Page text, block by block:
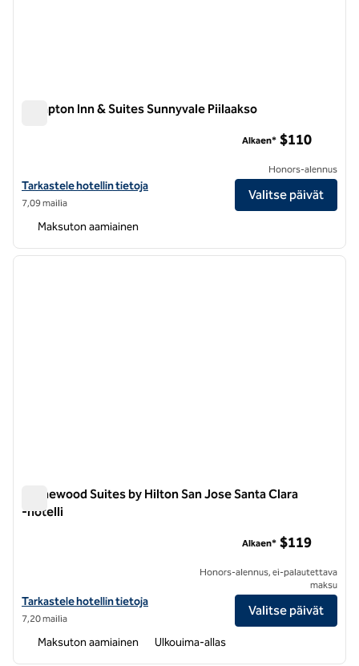
Hampton Inn & Suites Sunnyvale Piilaakso
Katso hotellitiedot kohteesta Hampton Inn & Suites Sunnyvale
Tarkastele hotellin tietoja
7,09 mailia
Alkaen* $110
Honors-alennus
Valitse päivät
Maksuton aamiainen
1/12
Homewood Suites by Hilton San Jose Santa Clara
-hotelli
Katso Homewood Suites by Hilton San Jose Santa Claran
Tarkastele hotellin tietoja
7,20 mailia
Alkaen* $119
Honors-alennus, ei-palautettava
maksu
Valitse päivät
Maksuton aamiainen Ulkouima-allas